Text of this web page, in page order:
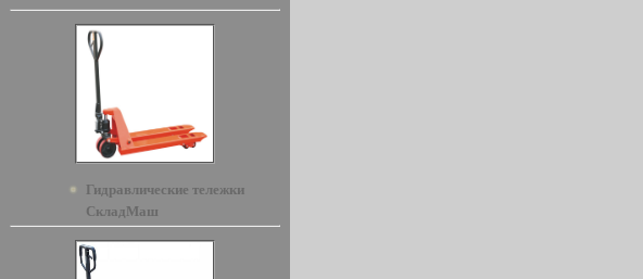
Гидравлические тележки
СкладМаш